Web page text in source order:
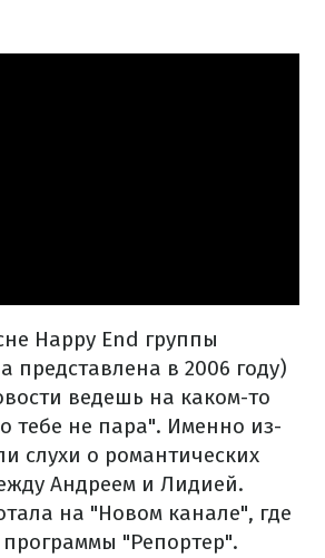
Happy End группы
представлена в 2006 году)
ведешь на каком-то
тебе не пара". Именно из-
слухи о романтических
Андреем и Лидией.
на "Новом канале", где
"Репортер".